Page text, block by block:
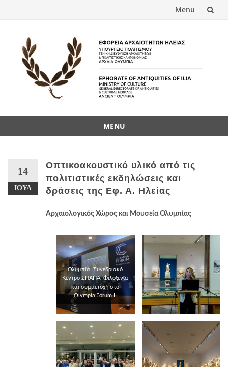
Menu
content
MENU
14
ΙΟΎΛ
Οπτικοακουστικό υλικό από τις
πολιτιστικές εκδηλώσεις και
δράσεις της Εφ. Α. Ηλείας
Αρχαιολογικός Χώρος και Μουσεία Ολυμπίας
Ολυμπία, Συνεδριακό
Κέντρο ΣΠΑΠΑ. Φιλοξενία
και συμμετοχή στο
Olympia Forum I.